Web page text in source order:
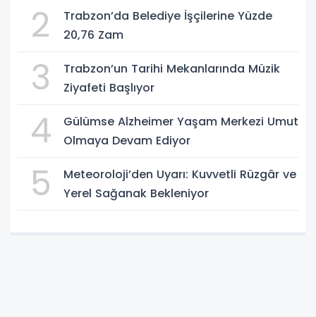
2
Trabzon’da Belediye İşçilerine Yüzde
20,76 Zam
3
Trabzon’un Tarihi Mekanlarında Müzik
Ziyafeti Başlıyor
4
Gülümse Alzheimer Yaşam Merkezi Umut
Olmaya Devam Ediyor
5
Meteoroloji’den Uyarı: Kuvvetli Rüzgâr ve
Yerel Sağanak Bekleniyor